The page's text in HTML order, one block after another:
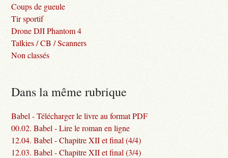
Coups de gueule
Tir sportif
Drone DJI Phantom 4
Talkies / CB / Scanners
Non classés
Dans la même rubrique
Babel - Télécharger le livre au format PDF
00.02. Babel - Lire le roman en ligne
12.04. Babel - Chapitre XII et final (4/4)
12.03. Babel - Chapitre XII et final (3/4)